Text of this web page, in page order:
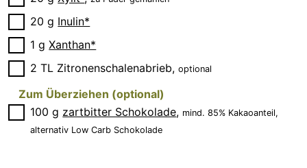
▢
20 g Inulin*
▢
1 g Xanthan*
▢
2 TL Zitronenschalenabrieb,optional
Zum Überziehen (optional)
▢
100 g zartbitter Schokolade, mind. 85% Kakaoanteil,
alternativ Low Carb Schokolade